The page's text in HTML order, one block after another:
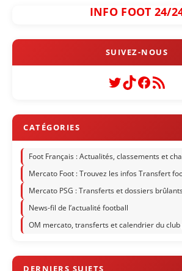
INFO FOOT 24/
Twitter
TikTok
Flux RSS
Foot Français : Actualités, classements et
Mercato Foot : Trouvez les infos Transfert
Mercato PSG : Transferts et dossiers
News-fil de l’actualité football
OM mercato, transferts et calendrier du club